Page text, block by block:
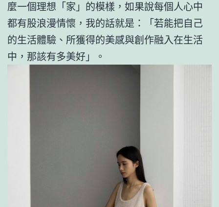
麼一個理想「家」的模樣，如果說每個人心中
都有股浪漫情懷，我的話就是：「若能把自己
的生活體驗、所獲得的美感與創作融入在生活
中，那該有多美好」。